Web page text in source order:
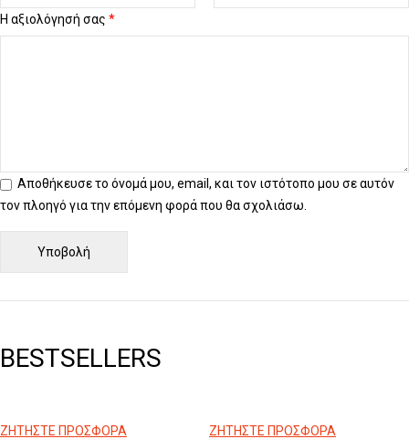
Η αξιολόγησή σας *
Αποθήκευσε το όνομά μου, email, και τον ιστότοπο μου σε αυτόν
τον πλοηγό για την επόμενη φορά που θα σχολιάσω.
BESTSELLERS
ΖΗΤΗΣΤΕ ΠΡΟΣΦΟΡΑ
ΖΗΤΗΣΤΕ ΠΡΟΣΦΟΡΑ